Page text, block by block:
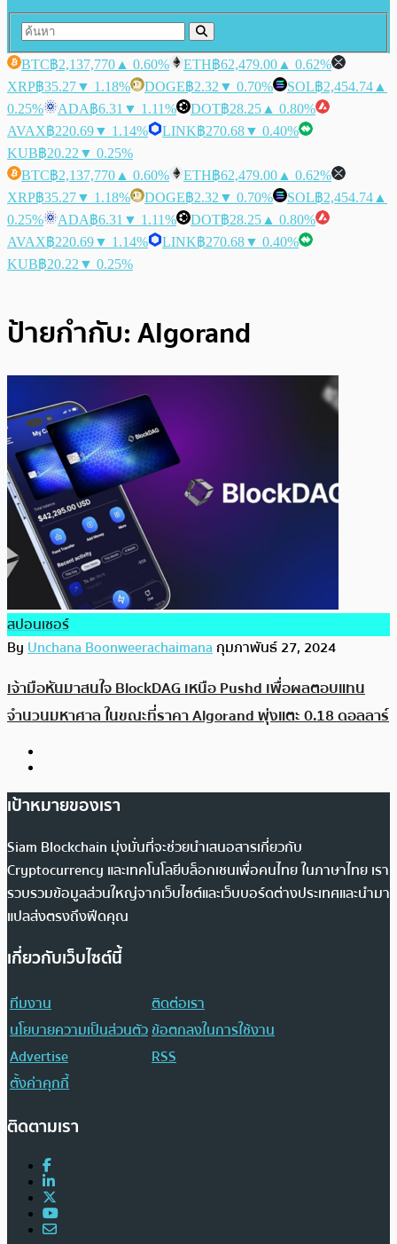
BTC฿2,137,770 ▲ 0.60% ETH฿62,479.00 ▲ 0.62%
XRP฿35.27▼ 1.18% DOGE฿2.32 ▼ 0.70% SOL฿2,454.74 ▲
0.25%
ADA฿6.31 ▼ 1.11% DOT฿28.25 ▲ 0.80%
AVAX฿220.69▼ 1.14% LINK฿270.68▼ 0.40%
KUB฿20.22 ▼ 0.25%
BTC฿2,137,770 ▲ 0.60% ETH฿62,479.00 ▲ 0.62%
XRP฿35.27▼ 1.18% DOGE฿2.32 ▼ 0.70% SOL฿2,454.74 ▲
0.25%
ADA฿6.31 ▼ 1.11% DOT฿28.25 ▲ 0.80%
AVAX฿220.69▼ 1.14% LINK฿270.68▼ 0.40%
KUB฿20.22 ▼ 0.25%
ป้ายกำกับ:AIgorand
สปอนเซอร์
ByUnchana Boonweerachaimanaกุมภาพันธ์ 27, 2024
เจ้ามือหันมาสนใจ BlockDAG เหนือ Pushd เพื่อผลตอบแทน
จำนวนมหาศาล ในขณะที่ราคา Algorand พุ่งแตะ 0.18 ดอลลาร์
เป้าหมายของเรา
Siam Blockchain มุ่งมั่นที่จะช่วยนำเสนอสารเกี่ยวกับ
Cryptocurrency และเทคโนโลยีบล็อกเชนเพื่อคนไทย ในภาษาไทย เรา
รวบรวมข้อมูลส่วนใหญ่จากเว็บไซต์และเว็บบอร์ดต่างประเทศและนำมา
แปลส่งตรงถึงฟีดคุณ
เกี่ยวกับเว็บไซต์นี้
ทีมงาน
ติดต่อเรา
นโยบายความเป็นส่วนตัวข้อตกลงในการใช้งาน
Advertise
RSS
ตั้งค่าคุกกี้
ติดตามเรา